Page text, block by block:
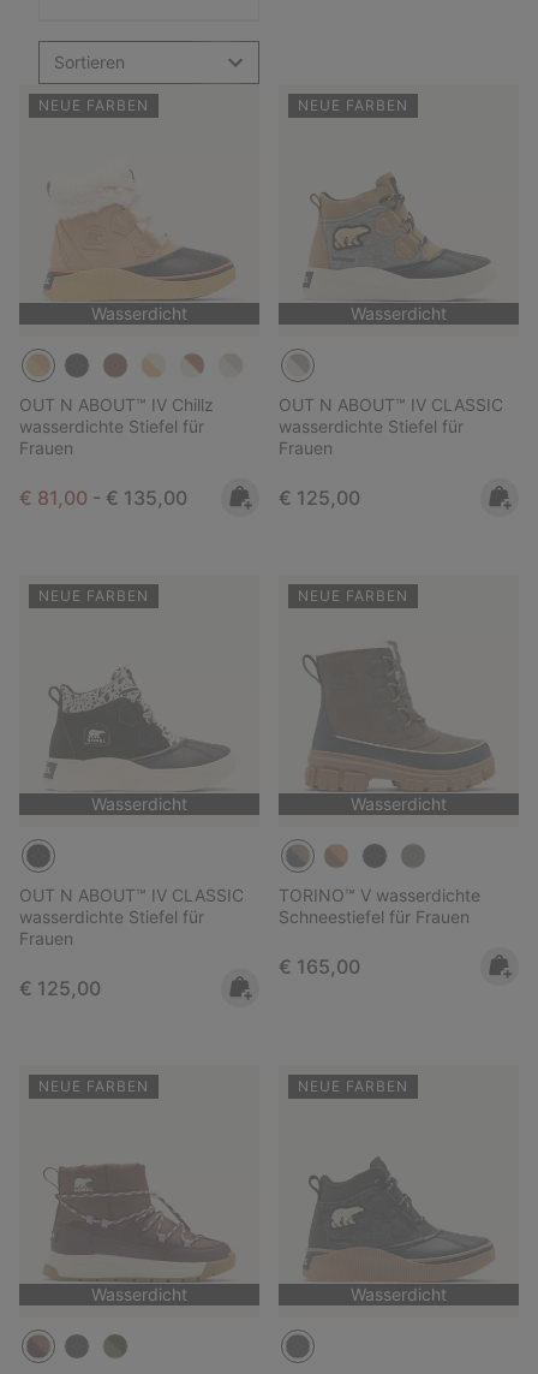
Sortieren
NEUE FARBEN
Wasserdicht
OUT N ABOUT™ IV Chillz
wasserdichte Stiefel für
Frauen
Minimum sale price:
€ 81,00 - Maximum price:
€ 135,00
NEUE FARBEN
Wasserdicht
OUT N ABOUT™ IV CLASSIC
wasserdichte Stiefel für
Frauen
Regular price:
€ 125,00
NEUE FARBEN
Wasserdicht
OUT N ABOUT™ IV CLASSIC
wasserdichte Stiefel für
Frauen
Regular price:
€ 125,00
NEUE FARBEN
Wasserdicht
TORINO™ V wasserdichte
Schneestiefel für Frauen
Regular price:
€ 165,00
NEUE FARBEN
Wasserdicht
NEUE FARBEN
Wasserdicht